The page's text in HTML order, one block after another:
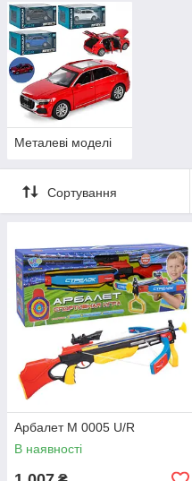
Металеві моделі
Сортування
Арбалет M 0005 U/R
В наявності